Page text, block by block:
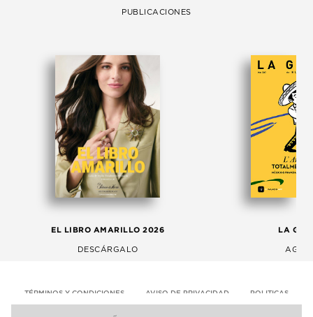
PUBLICACIONES
EL LIBRO AMARILLO 2026
DESCÁRGALO
LA
TÉRMINOS Y CONDICIONES AVISO DE PRIVACIDAD POLITICAS